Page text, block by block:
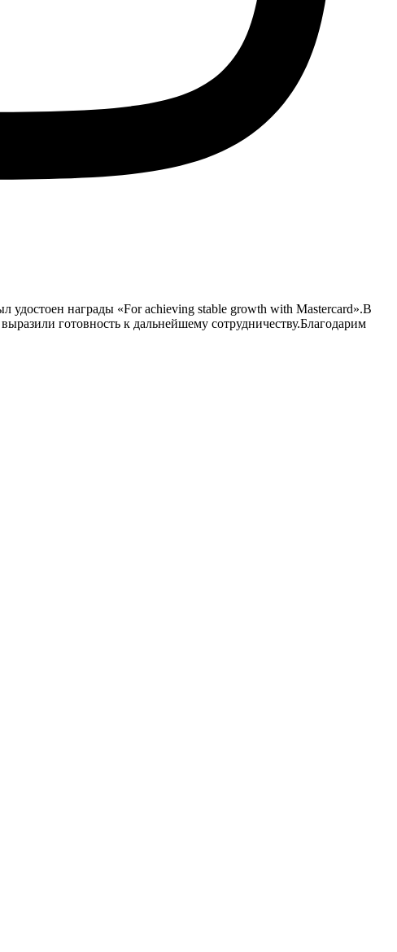
удостоен награды «For achieving stable growth with Mastercard».В
готовность к дальнейшему сотрудничеству.Благодарим